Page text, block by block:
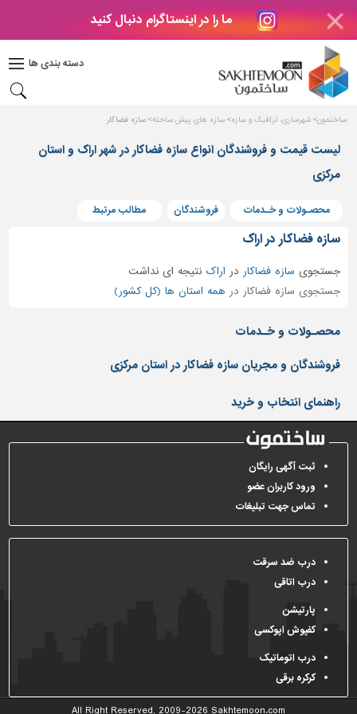
ما را در اینستاگرام دنبال کنید
دسته بندی ها
دکوراسیون
بتن
های
بتنی
پنجره
مصالح
پله،
نرده
حفاظ
دیوارپوش،
سنگ
سرویس
بهداشتی
ابزار،یراق
و
ماشین
آلات
برقی،روشنایی،ایمنی
سازی
و
ساخت
و
ساختمون شهرسازی، ترافیک و سازه سازه های پیش ساخته سازه فضاکار
لیست قیمت و فروشندگان انواع سازه فضاکار در شهر اراک و استان
مرکزی
محصـولات و خـدمات فروشندگان مطالب مرتبط
سازه فضاکار در اراک
جستجوی سازه فضاکار در اراک نتیجه ای نداشت
جستجوی سازه فضاکار در همه استان ها (کل کشور)
محصـولات و خـدمات
فروشندگان و مجریان سازه فضاکار در استان مرکزی
راهنمای انتخاب و خرید
ثبت آگهی رایگان
ورود کاربران عضو
تماس جهت تبلیغات
درب ضد سرقت
درب اتاقی
پارتیشن
کفپوش اپوکسی
درب اتوماتیک
کرکره برقی
All Right Reserved, 2009-2026 Sakhtemoon.com